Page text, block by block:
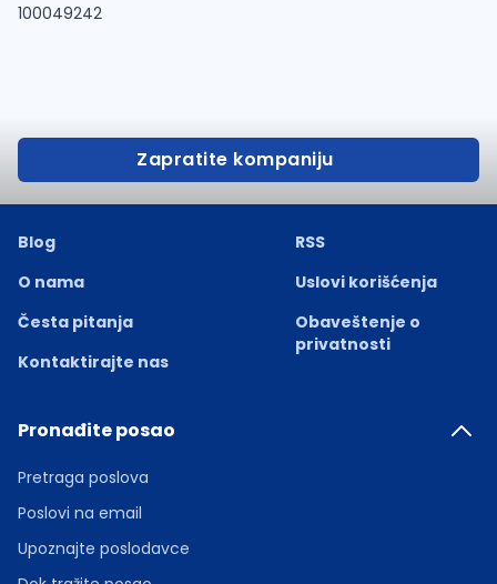
100049242
Zapratite kompaniju
Blog
O nama
Česta pitanja
Kontaktirajte nas
RSS
Uslovi korišćenja
Obaveštenje o
privatnosti
Pronađite posao
Pretraga poslova
Poslovi na email
Upoznajte poslodavce